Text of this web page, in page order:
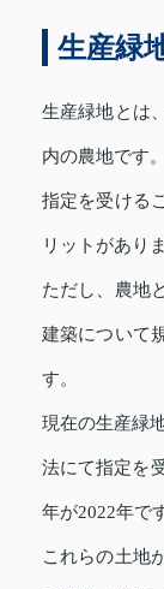
生産緑
生産緑地とは
内の農地です。
指定を受ける
リットがあり
ただし、農地
建築について
す。
現在の生産緑
法にて指定を
年が2022年で
これらの土地